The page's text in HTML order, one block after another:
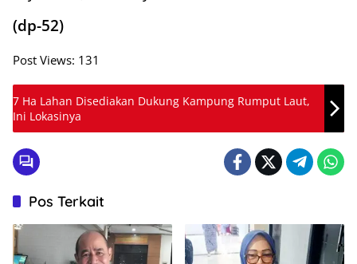
(dp-52)
Post Views: 131
7 Ha Lahan Disediakan Dukung Kampung Rumput Laut,
Ini Lokasinya
Pos Terkait